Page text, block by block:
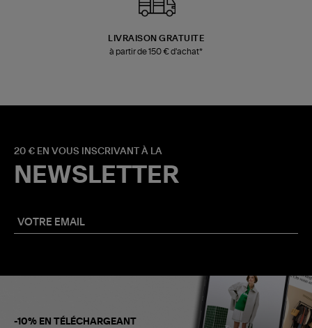
LIVRAISON GRATUITE
à partir de 150 € d'achat*
20 € EN VOUS INSCRIVANT À LA
NEWSLETTER
-10% EN TÉLÉCHARGEANT